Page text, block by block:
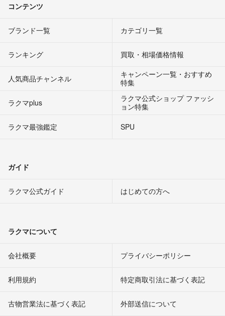
コンテンツ
ブランド一覧 カテゴリ一覧
ランキング 買取・相場価格情報
人気商品チャンネル
キャンペーン一覧・おすすめ
特集
ラクマplus
ラクマ公式ショップ ファッシ
ョン特集
ラクマ最強鑑定
SPU
ガイド
ラクマ公式ガイド はじめての方へ
ラクマについて
会社概要 プライバシーポリシー
利用規約 特定商取引法に基づく表記
古物営業法に基づく表記 外部送信について